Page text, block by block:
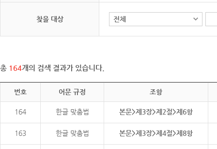
찾을 대상
총 164개의 검색 결과가 있습니다.
번호 어문 규정 조항
164 한글 맞춤법 본문>제3장>제2절>제6항
163 한글 맞춤법 본문>제3장>제4절>제8항